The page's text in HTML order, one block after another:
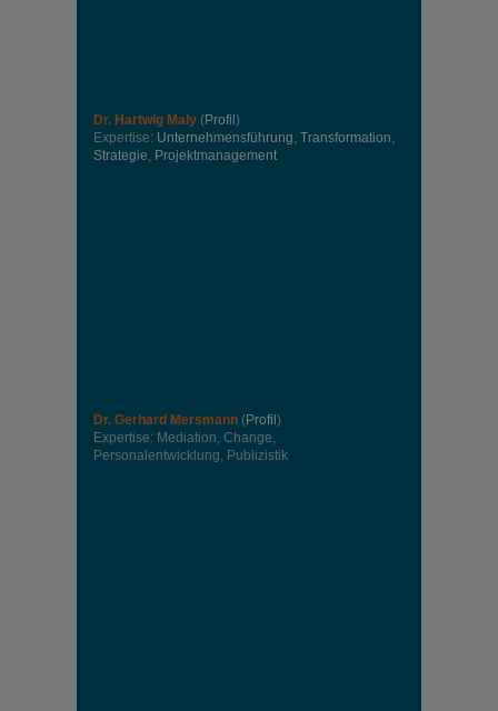
Dr. Hartwig Maly (Profil )
Expertise: Unternehmensführung, Transformation,
Strategie, Projektmanagement
Dr. Gerhard Mersmann (Profil )
Expertise: Mediation, Change,
Personalentwicklung, Publizistik